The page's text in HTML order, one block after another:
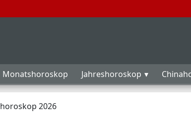
Monatshoroskop Jahreshoroskop
2026